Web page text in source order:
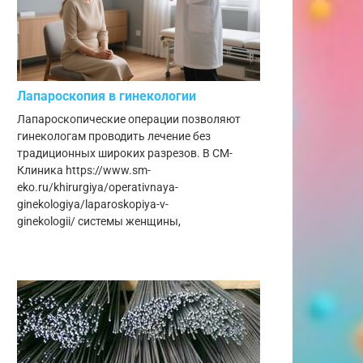
Лапароскопия в гинекологии
Лапароскопические операции позволяют
гинекологам проводить лечение без
традиционных широких разрезов. В СМ-
Клиника https://www.sm-
eko.ru/khirurgiya/operativnaya-
ginekologiya/laparoskopiya-v-
ginekologii/ системы женщины,